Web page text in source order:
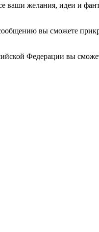
ваши желания, идеи и
вы сможете
Федерации вы